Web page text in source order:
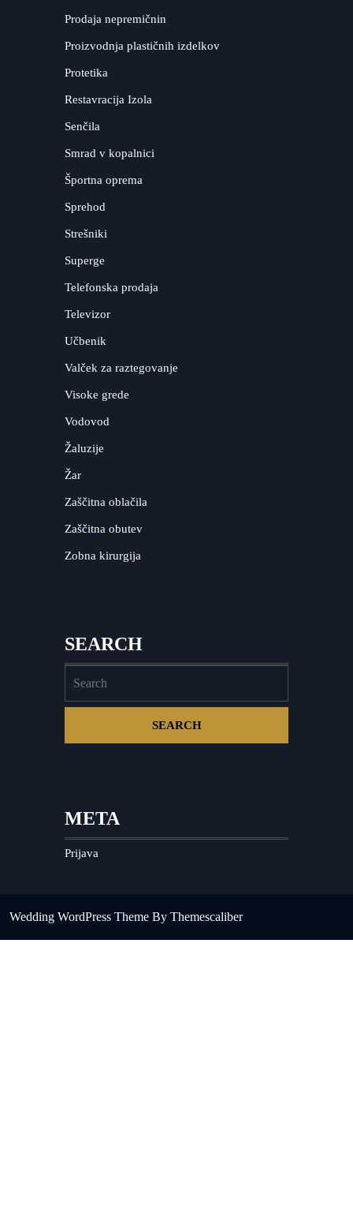
Prodaja nepremičnin
Proizvodnja plastičnih izdelkov
Protetika
Restavracija Izola
Senčila
Smrad v kopalnici
Športna oprema
Sprehod
Strešniki
Superge
Telefonska prodaja
Televizor
Učbenik
Valček za raztegovanje
Visoke grede
Vodovod
Žaluzije
Žar
Zaščitna oblačila
Zaščitna obutev
Zobna kirurgija
SEARCH
META
Prijava
Wedding WordPress Theme By Themescaliber